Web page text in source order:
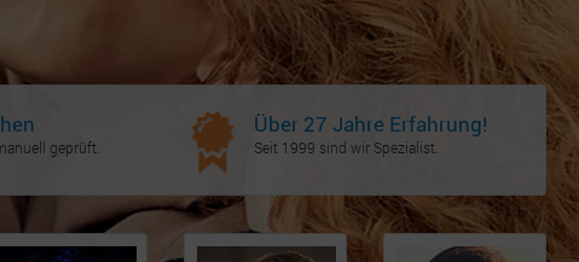
geprüft.
Über 27 Jahre Erfahrung!
Seit 1999 sind wir Spezialist.